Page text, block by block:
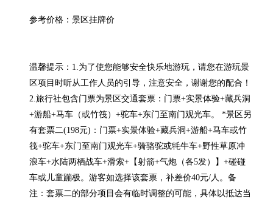
参考价格：景区挂牌价
温馨提示：1.为了使您能够安全快乐地游玩，请您在游玩景
区项目时听从工作人员的引导，注意安全，谢谢您的配合！
2.旅行社包含门票为景区交通套票：门票+实景体验+藏兵洞
+游船+马车（或竹筏）+驼车+东门至南门观光车。 *景区另
有套票二(198元)：门票+实景体验+藏兵洞+游船+马车或竹
筏+驼车+东门至南门观光车+骑骆驼或牦牛车+野性草原冲
浪车+水陆两栖战车+滑索+【射箭+气炮（各5发）】+碰碰
车或儿童蹦极。游客如选择该套票，补差价40元/人。备
注：套票二的部分项目会有临时调整的可能，具体以抵达当